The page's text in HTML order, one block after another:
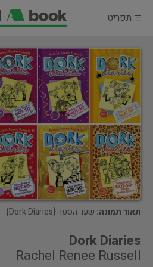
תפריט
תאור תמונה: שער הספר {Dork Diaries}
Dork Diaries
Rachel Renee Russell